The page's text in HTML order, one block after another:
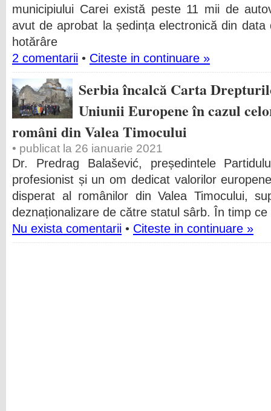
municipiului Carei există peste 11 mii de
avut de aprobat la ședința electronică din
hotărâre
2 comentarii • Citeste in continuare »
Serbia încalcă Carta
Uniunii Europene în cazul
români din Valea Timocului
• publicat la 26 ianuarie 2021
Dr. Predrag Balašević, președintele
profesionist și un om dedicat valorilor
disperat al românilor din Valea Timocului,
deznaționalizare de către statul sârb. În timp
Nu exista comentarii • Citeste in continuare »